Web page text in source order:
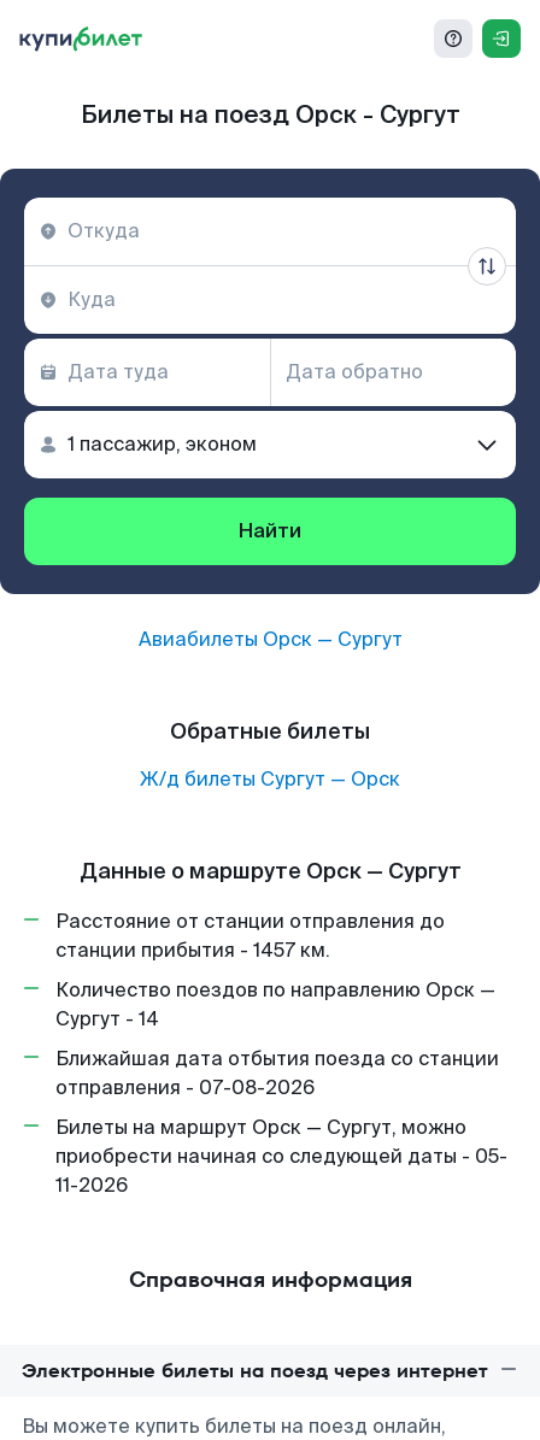
Билеты на поезд Орск - Сургут
Найти
Авиабилеты Орск— Сургут
Обратные билеты
Ж/д билеты Сургут — Орск
Данные о маршруте Орск — Сургут
Расстояние от станции отправления до
станции прибытия - 1457 км.
Количество поездов по направлению Орск —
Сургут - 14
Ближайшая дата отбытия поезда со станции
отправления - 07-08-2026
Билеты на маршрут Орск — Сургут, можно
приобрести начиная со следующей даты - 05-
11-2026
Справочная информация
Электронные билеты на поезд через интернет
Вы можете купить билеты на поезд онлайн,